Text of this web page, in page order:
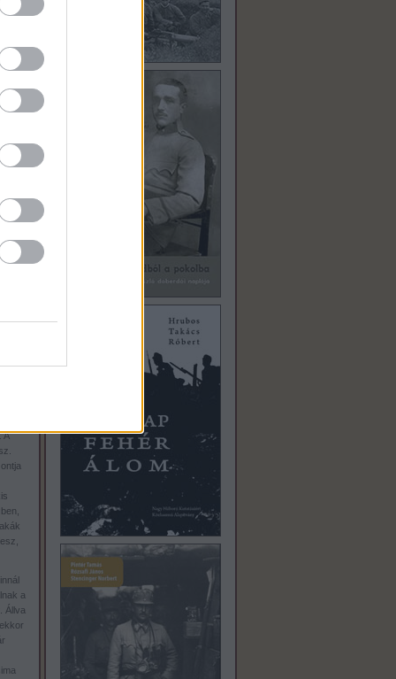
már
A
a
Állva